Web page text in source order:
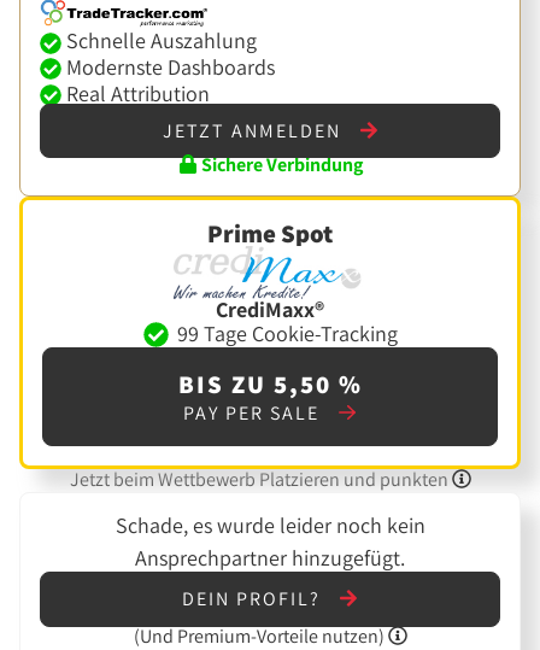
Schnelle Auszahlung
Modernste Dashboards
Real Attribution
JETZT ANMELDEN
Sichere Verbindung
Prime Spot
CrediMaxx®
99 Tage Cookie-Tracking
BIS ZU 5,50 %
PAY PER SALE
Jetzt beim Wettbewerb Platzieren und punkten
Schade, es wurde leider noch kein
Ansprechpartner hinzugefügt.
DEIN PROFIL?
(UndPremium-Vorteile nutzen)